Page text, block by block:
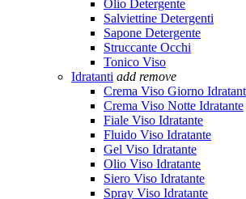
Olio Detergente
Salviettine Detergenti
Sapone Detergente
Struccante Occhi
Tonico Viso
Idratanti add remove
Crema Viso Giorno
Crema Viso Notte Idratante
Fiale Viso Idratante
Fluido Viso Idratante
Gel Viso Idratante
Olio Viso Idratante
Siero Viso Idratante
Spray Viso Idratante